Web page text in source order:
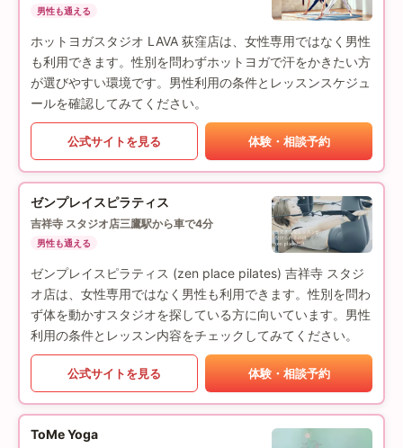
男性も通える
ホットヨガスタジオ LAVA 荻窪店は、女性専用ではなく男性
も利用できます。性別を問わずホットヨガで汗をかきたい方
が選びやすい環境です。男性利用の条件とレッスンスケジュ
ールを確認してみてください。
公式サイトを見る 体験・相談予約
ゼンプレイスピラティス
吉祥寺 スタジオ店三鷹駅から車で4分
男性も通える
ゼンプレイスピラティス (zen place pilates) 吉祥寺 スタジ
オ店は、女性専用ではなく男性も利用できます。性別を問わ
ず体を動かすスタジオを探している方に向いています。男性
利用の条件とレッスン内容をチェックしてみてください。
公式サイトを見る 体験・相談予約
ToMe Yoga